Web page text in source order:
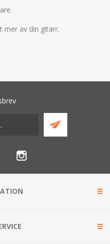
mer av din gitarr.